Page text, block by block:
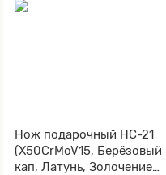
Нож подарочный НС-21
(X50CrMoV15, Берёзовый
кап, Латунь, Золочение